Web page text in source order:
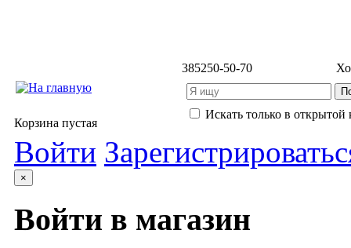
385250-50-70
Искать только в открытой
Корзина пустая
Войти
×
Войти в магазин